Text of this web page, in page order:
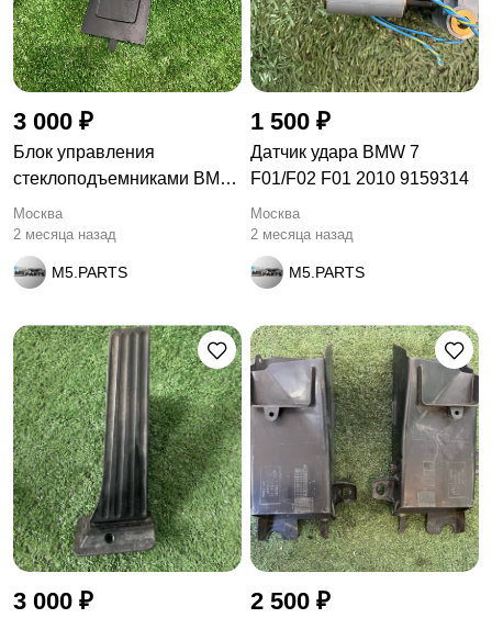
3 000 ₽
Блок управления
стеклоподъемниками BMW
3 E92/E93
Москва
2 месяца назад
M5.PARTS
1 500 ₽
Датчик удара BMW 7
F01/F02 F01 2010 9159314
Москва
2 месяца назад
M5.PARTS
3 000 ₽ 2 500 ₽